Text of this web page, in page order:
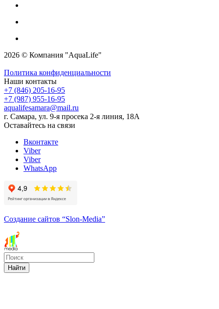
2026 © Компания "AquaLife"
Политика конфиденциальности
Наши контакты
+7 (846) 205-16-95
+7 (987) 955-16-95
aqualifesamara@mail.ru
г. Самара, ул. 9-я просека 2-я линия, 18А
Оставайтесь на связи
Вконтакте
Viber
Viber
WhatsApp
Создание сайтов “Slon-Media”
Найти